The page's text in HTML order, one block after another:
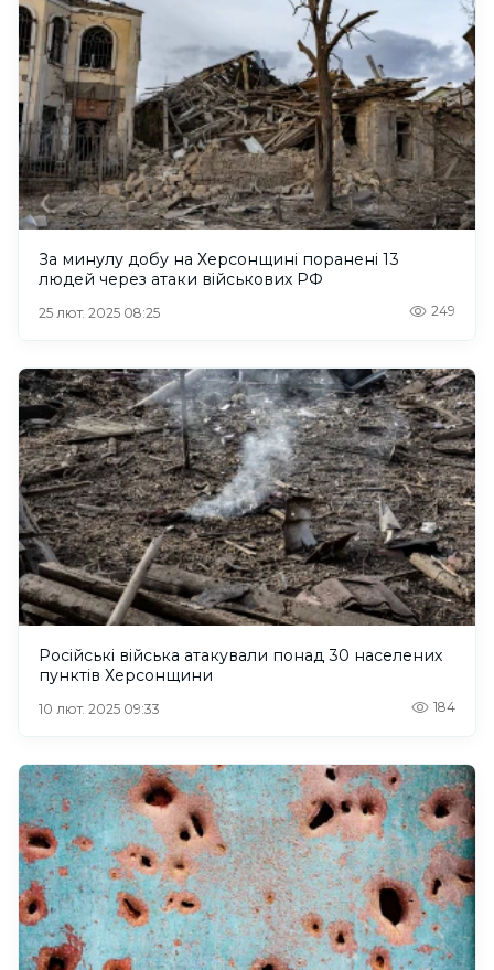
За минулу добу на Херсонщині поранені 13
людей через атаки військових РФ
25 лют. 2025 08:25 249
Російські війська атакували понад 30 населених
пунктів Херсонщини
10 лют. 2025 09:33 184